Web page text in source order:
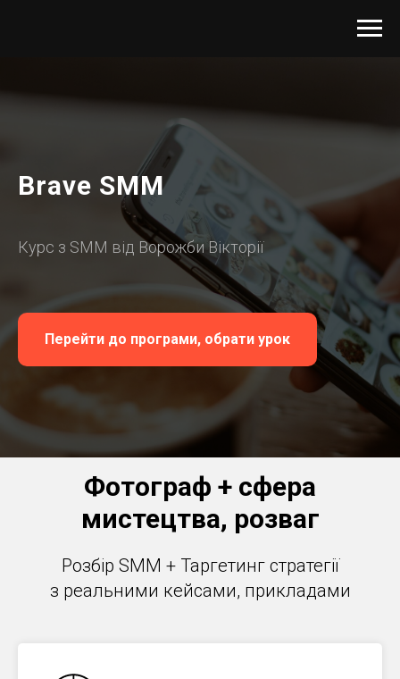
Brave SMM
Курс з SMM від Ворожби Вікторії
Перейти до програми, обрати урок
Фотограф + сфера
мистецтва, розваг
Розбір SMM + Таргетинг стратегії
з реальними кейсами, прикладами